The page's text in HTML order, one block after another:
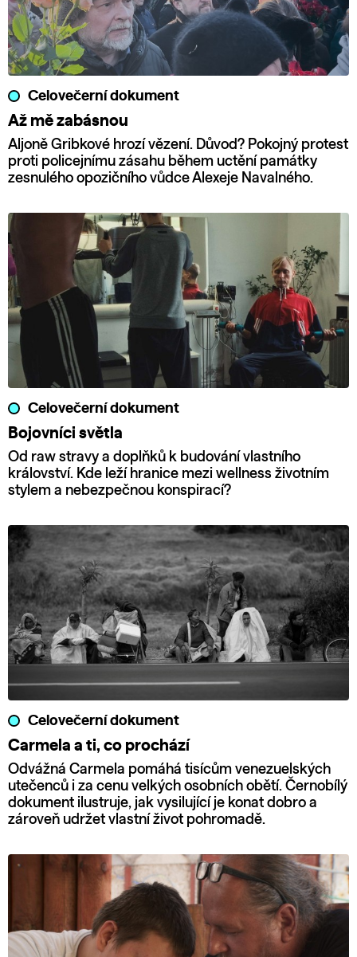
Celovečerní dokument
Až mě zabásnou
Aljoně Gribkové hrozí vězení. Důvod? Pokojný protest
proti policejnímu zásahu během uctění památky
zesnulého opozičního vůdce Alexeje Navalného.
Celovečerní dokument
Bojovníci světla
Od raw stravy a doplňků k budování vlastního
království. Kde leží hranice mezi wellness životním
stylem a nebezpečnou konspirací?
Celovečerní dokument
Carmela a ti, co prochází
Odvážná Carmela pomáhá tisícům venezuelských
utečenců i za cenu velkých osobních obětí. Černobílý
dokument ilustruje, jak vysilující je konat dobro a
zároveň udržet vlastní život pohromadě.